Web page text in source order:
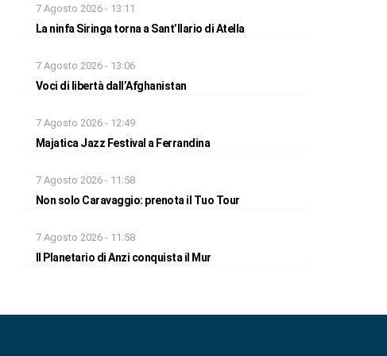
7 Agosto 2026 - 13:11
La ninfa Siringa torna a Sant’Ilario di Atella
7 Agosto 2026 - 13:06
Voci di libertà dall’Afghanistan
7 Agosto 2026 - 12:49
Majatica Jazz Festival a Ferrandina
7 Agosto 2026 - 11:58
Non solo Caravaggio: prenota il Tuo Tour
7 Agosto 2026 - 11:58
Il Planetario di Anzi conquista il Mur